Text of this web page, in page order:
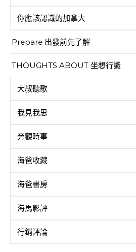
你應該認識的加拿大
Prepare 出發前先了解
THOUGHTS ABOUT 坐想行識
大叔聽歌
我見我思
旁觀時事
海爸收藏
海爸書房
海馬影評
行銷評論